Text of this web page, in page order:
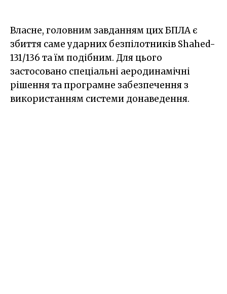
Власне, головним завданням цих БПЛА є
збиття саме ударних безпілотників Shahed-
131/136 та їм подібним. Для цього
застосовано спеціальні аеродинамічні
рішення та програмне забезпечення з
використанням системи донаведення.